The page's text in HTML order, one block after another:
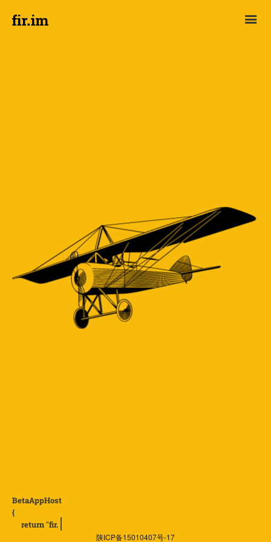
BetaAppHost
{
return "fr.
陕ICP备15010407号-17
内测托管